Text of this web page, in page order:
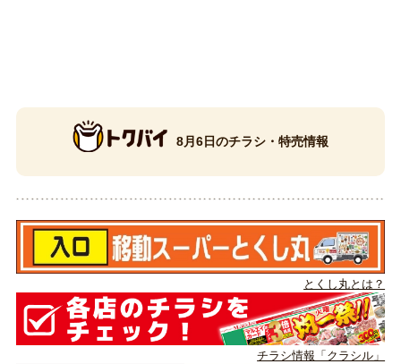
8月6日のチラシ・特売情報
とくし丸とは？
チラシ情報「クラシル」